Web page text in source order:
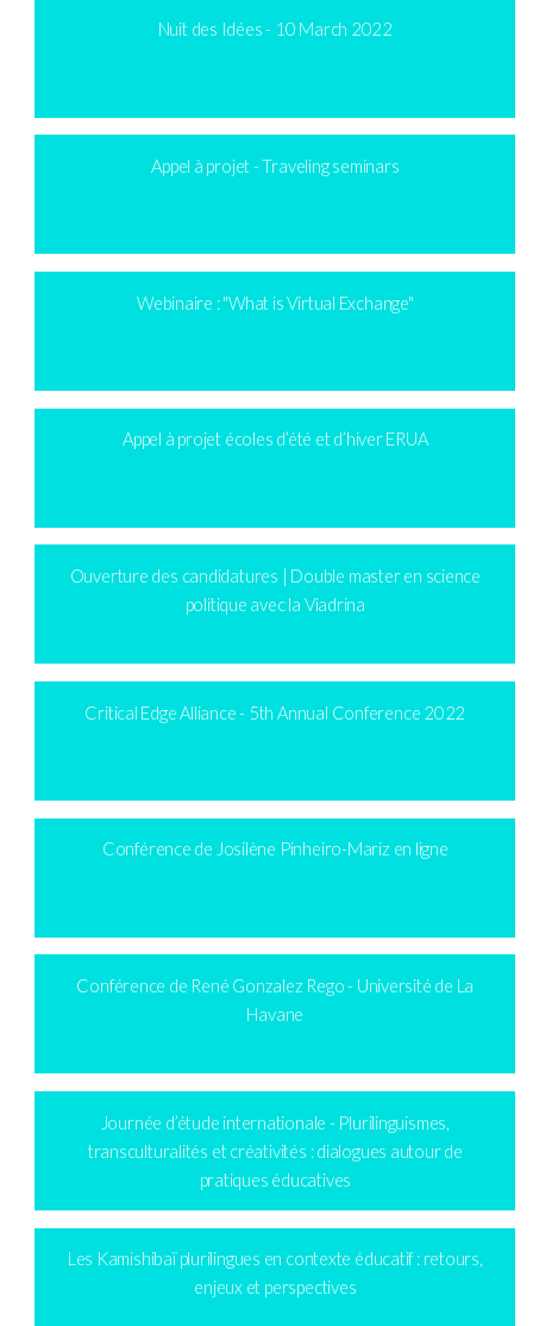
Nuit des Idées - 10 March 2022
Appel à projet - Traveling seminars
Webinaire : "What is Virtual Exchange"
Appel à projet écoles d’été et d’hiver ERUA
Ouverture des candidatures | Double master en science
politique avec la Viadrina
Critical Edge Alliance - 5th Annual Conference 2022
Conférence de Josilène Pinheiro-Mariz en ligne
Conférence de René Gonzalez Rego - Université de La
Havane
Journée d’étude internationale - Plurilinguismes,
transculturalités et créativités : dialogues autour de
pratiques éducatives
Les Kamishibaï plurilingues en contexte éducatif : retours,
enjeux et perspectives